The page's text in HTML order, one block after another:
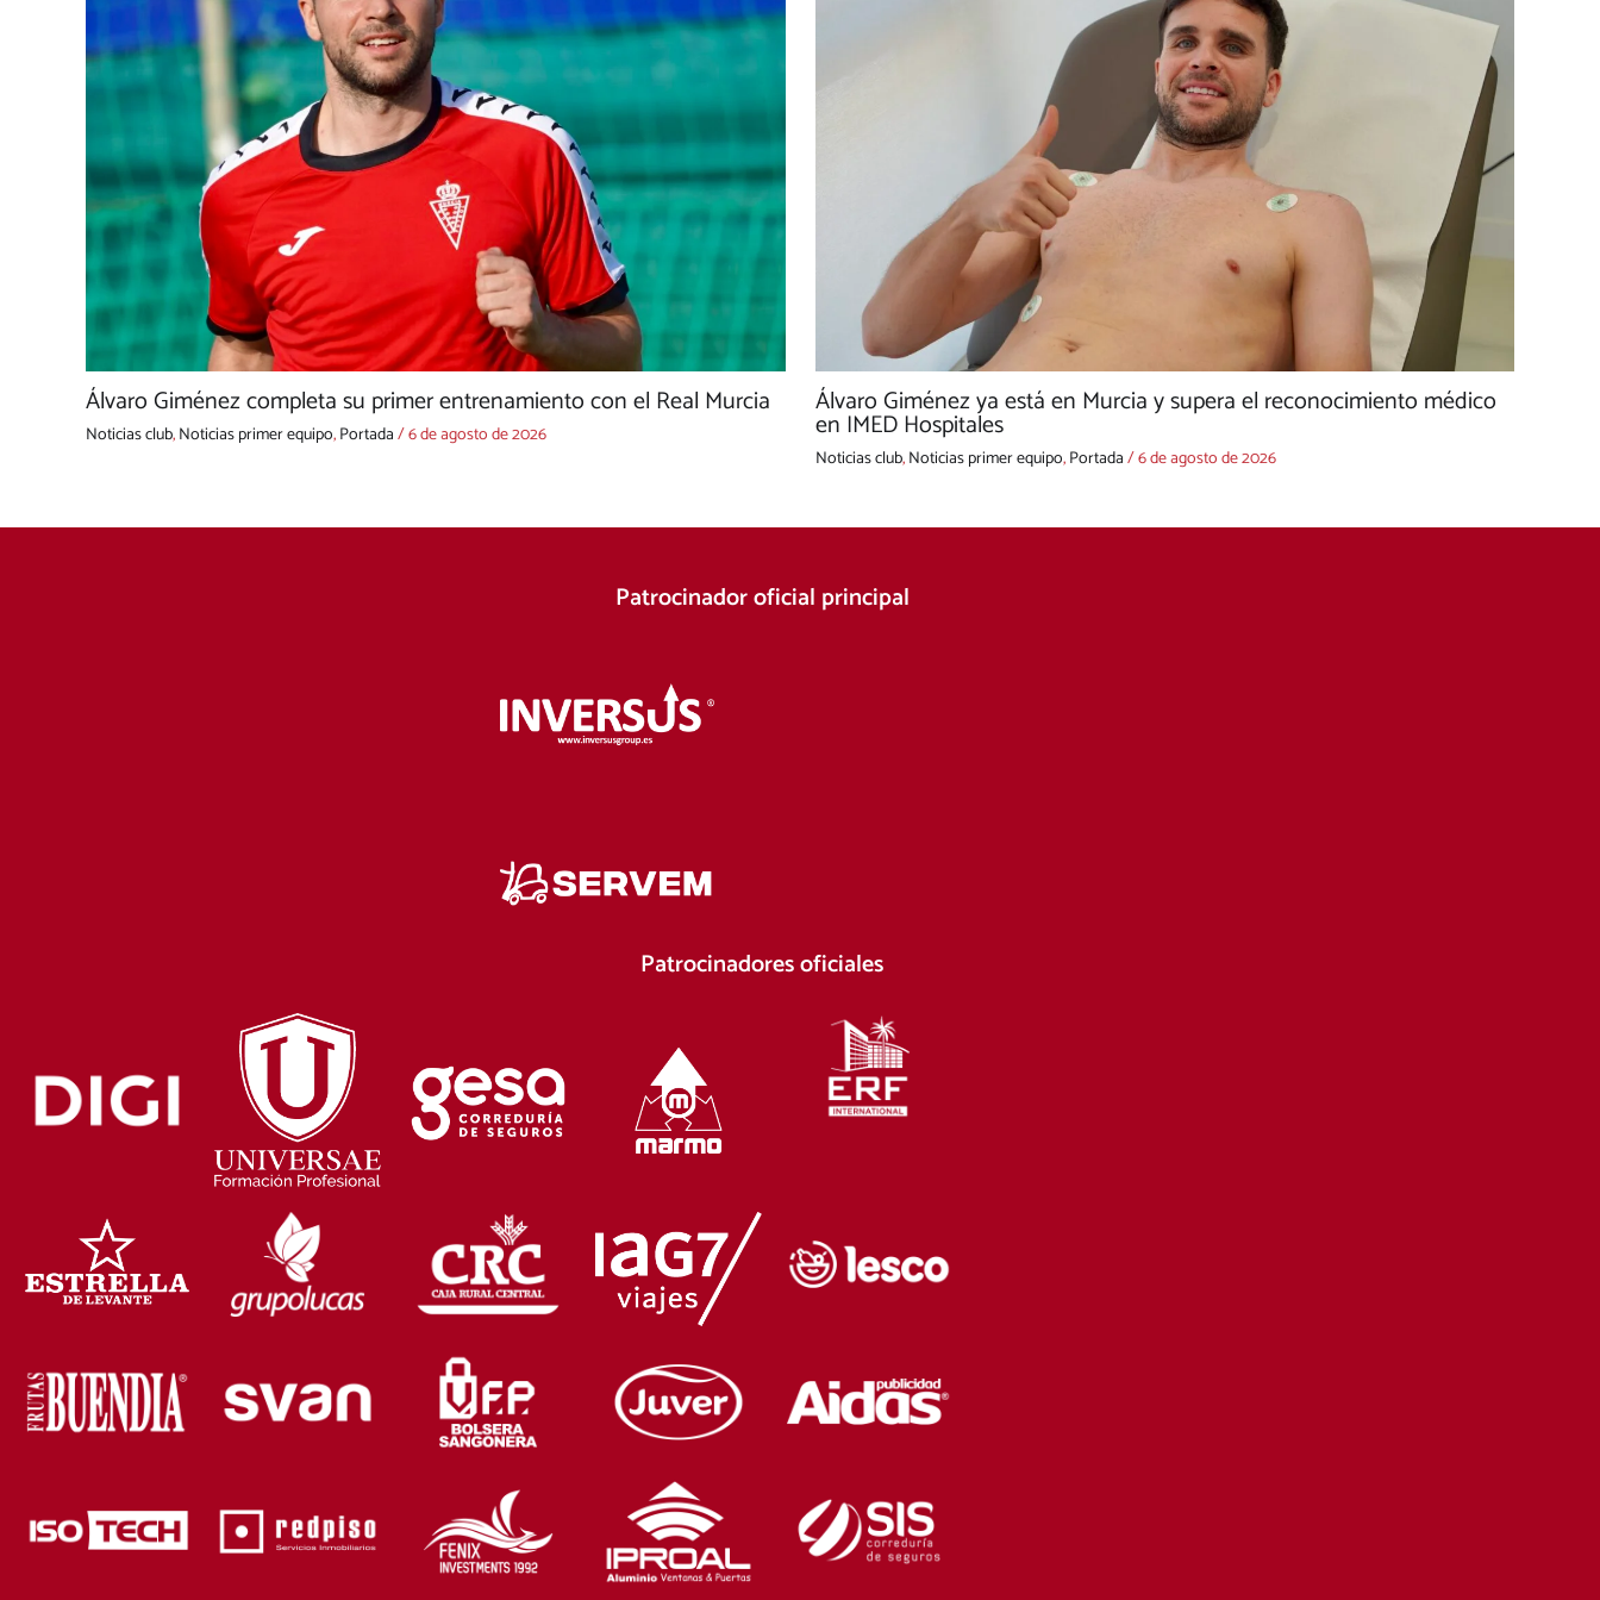
Álvaro Giménez completa su primer entrenamiento con el Real Murcia
Noticias club,Noticias primer equipo,Portada/6 de agosto de 2026
Álvaro Giménez ya está en Murcia y supera el reconocimiento médico
en IMED Hospitales
Noticias club,Noticias primer equipo,Portada/6 de agosto de 2026
Patrocinador oficial principal
Patrocinadores oficiales